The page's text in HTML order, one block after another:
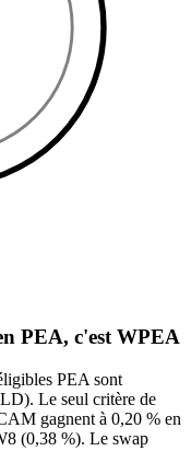
PEA, c'est WPEA
PEA sont
Le seul critère de
gagnent à 0,20 % en
(0,38 %). Le swap